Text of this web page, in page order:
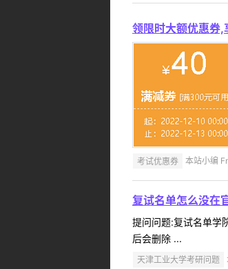
领限时大额优惠券,
考试优惠券 本站小编
复试名单怎么没在
提问问题:复试名单学
后会删除 ...
天津工业大学考研问题